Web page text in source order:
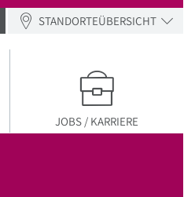
SUCHE ABSENDEN
STANDORTEÜBERSICHT
JOBS / KARRIERE